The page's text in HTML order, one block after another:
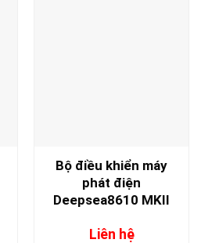
Bộ điều khiển máy
phát điện
Deepsea8610 MKII
Liên hệ